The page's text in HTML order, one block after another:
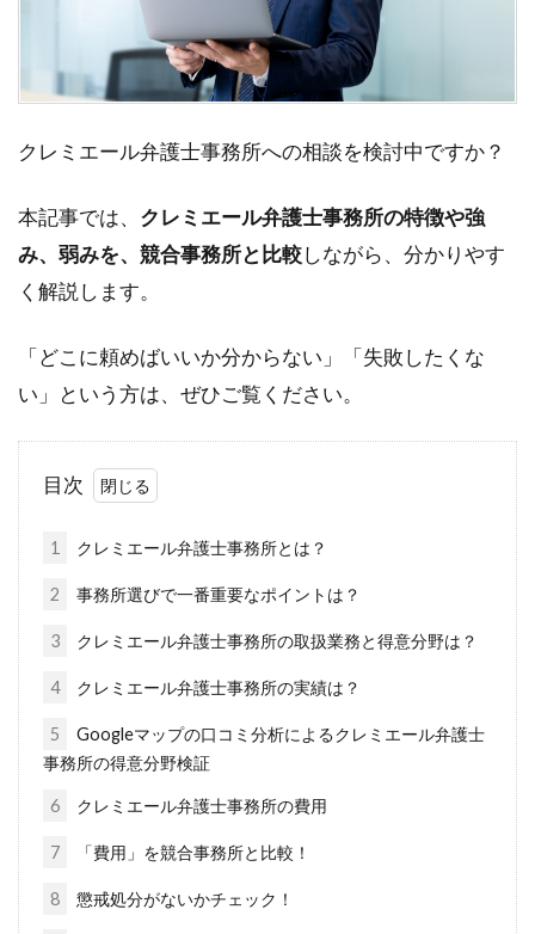
クレミエール弁護士事務所への相談を検討中ですか？
本記事では、 クレミエール弁護士事務所の特徴や強
み、弱みを、競合事務所と比較しながら、分かりやす
く解説します。
「どこに頼めばいいか分からない」「失敗したくな
い」という方は、ぜひご覧ください。
目次
1 クレミエール弁護士事務所とは？
2 事務所選びで一番重要なポイントは？
3 クレミエール弁護士事務所の取扱業務と得意分野は？
4 クレミエール弁護士事務所の実績は？
5
Googleマップの口コミ分析によるクレミエール弁護士
事務所の得意分野検証
6 クレミエール弁護士事務所の費用
7 「費用」を競合事務所と比較！
8 懲戒処分がないかチェック！